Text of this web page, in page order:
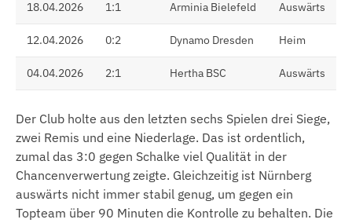
18.04.2026 1:1 Arminia Bielefeld Auswärts
12.04.2026 0:2 Dynamo Dresden Heim
04.04.2026 2:1 Hertha BSC Auswärts
Der Club holte aus den letzten sechs Spielen drei Siege,
zwei Remis und eine Niederlage. Das ist ordentlich,
zumal das 3:0 gegen Schalke viel Qualität in der
Chancenverwertung zeigte. Gleichzeitig ist Nürnberg
auswärts nicht immer stabil genug, um gegen ein
Topteam über 90 Minuten die Kontrolle zu behalten. Die